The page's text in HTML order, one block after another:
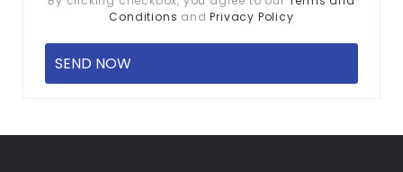
Conditions andPrivacy Policy